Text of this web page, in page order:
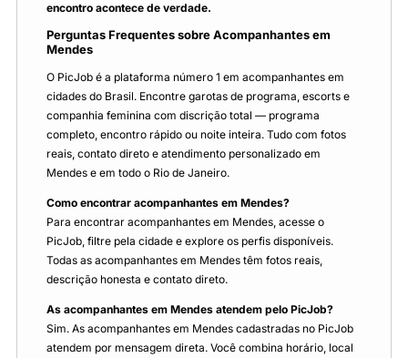
encontro acontece de verdade.
Perguntas Frequentes sobre Acompanhantes em
Mendes
O PicJob é a plataforma número 1 em acompanhantes em
cidades do Brasil. Encontre garotas de programa, escorts e
companhia feminina com discrição total — programa
completo, encontro rápido ou noite inteira. Tudo com fotos
reais, contato direto e atendimento personalizado em
Mendes e em todo o Rio de Janeiro.
Como encontrar acompanhantes em Mendes?
Para encontrar acompanhantes em Mendes, acesse o
PicJob, filtre pela cidade e explore os perfis disponíveis.
Todas as acompanhantes em Mendes têm fotos reais,
descrição honesta e contato direto.
As acompanhantes em Mendes atendem pelo PicJob?
Sim. As acompanhantes em Mendes cadastradas no PicJob
atendem por mensagem direta. Você combina horário, local